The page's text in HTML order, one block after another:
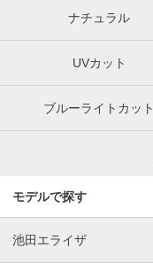
ナチュラル
UVカット
ブルーライトカット
モデルで探す
池田エライザ